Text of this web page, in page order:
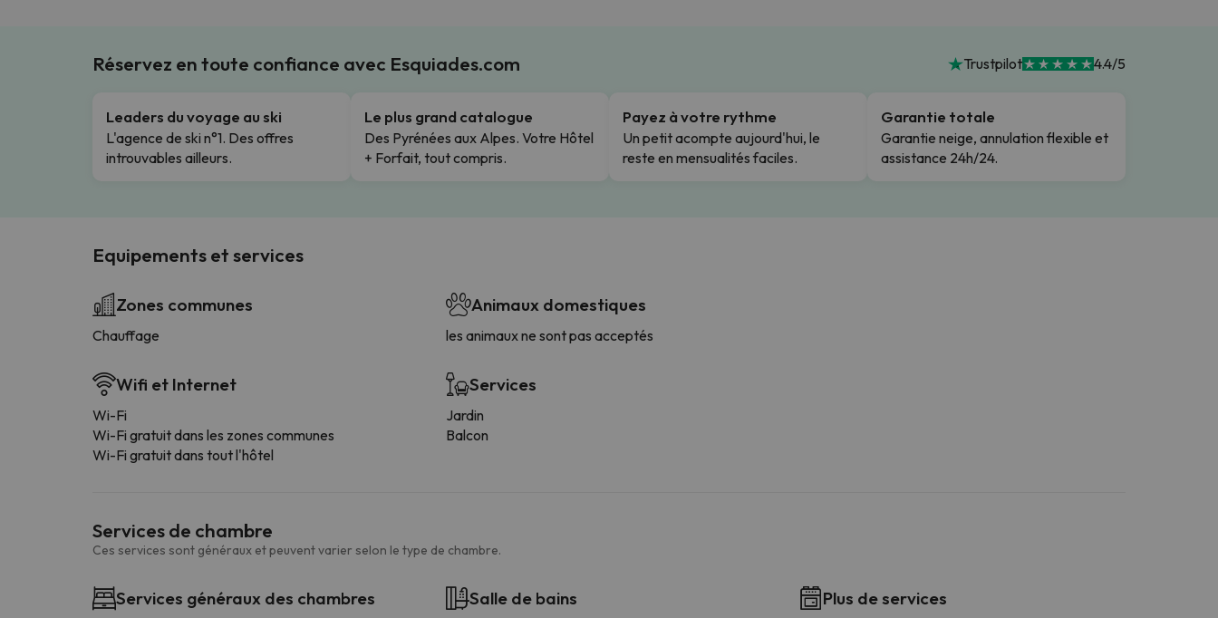
Réservez en toute confiance avec Esquiades.com Trustpilot 4.4/5
Leaders du voyage au ski
L'agence de ski n°1. Des offres
introuvables ailleurs.
Le plus grand catalogue
Des Pyrénées aux Alpes. Votre Hôtel
+ Forfait, tout compris.
Payez à votre rythme
Un petit acompte aujourd'hui, le
reste en mensualités faciles.
Garantie totale
Garantie neige, annulation flexible et
assistance 24h/24.
Equipements et services
Zones communes
Chauffage
Wifi et Internet
Wi-Fi
Wi-Fi gratuit dans les zones communes
Wi-Fi gratuit dans tout l'hôtel
Animaux domestiques
les animaux ne sont pas acceptés
Services
Jardin
Balcon
Services de chambre
Ces services sont généraux et peuvent varier selon le type de chambre.
Services généraux des chambres Salle de bains Plus de services